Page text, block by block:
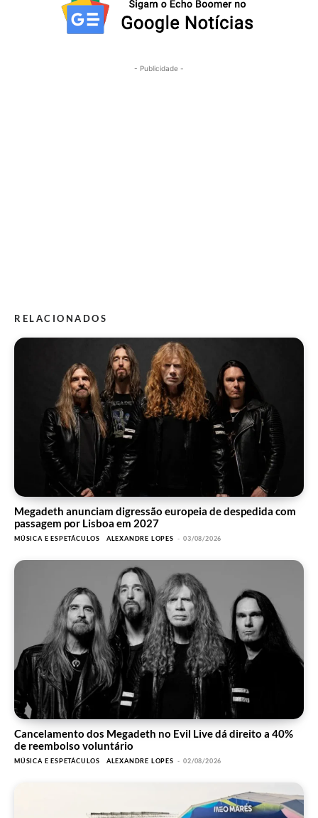
- Publicidade -
RELACIONADOS
Megadeth anunciam digressão europeia de despedida com
passagem por Lisboa em 2027
MÚSICA E ESPETÁCULOS ALEXANDRE LOPES - 03/08/2026
Cancelamento dos Megadeth no Evil Live dá direito a 40%
de reembolso voluntário
MÚSICA E ESPETÁCULOS ALEXANDRE LOPES - 02/08/2026